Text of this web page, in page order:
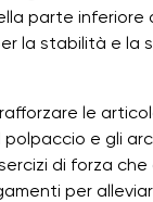
parte inferiore
la stabilità e la
le
polpaccio e gli
di forza
per